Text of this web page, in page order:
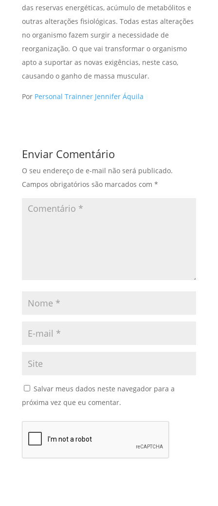
das reservas energéticas, acúmulo de metabólitos e
outras alterações fisiológicas. Todas estas alterações
no organismo fazem surgir a necessidade de
reorganização. O que vai transformar o organismo
apto a suportar as novas exigências, neste caso,
causando o ganho de massa muscular.
Por Personal Trainner Jennifer Áquila
Enviar Comentário
O seu endereço de e-mail não será publicado.
Campos obrigatórios são marcados com *
Salvar meus dados neste navegador para a
próxima vez que eu comentar.